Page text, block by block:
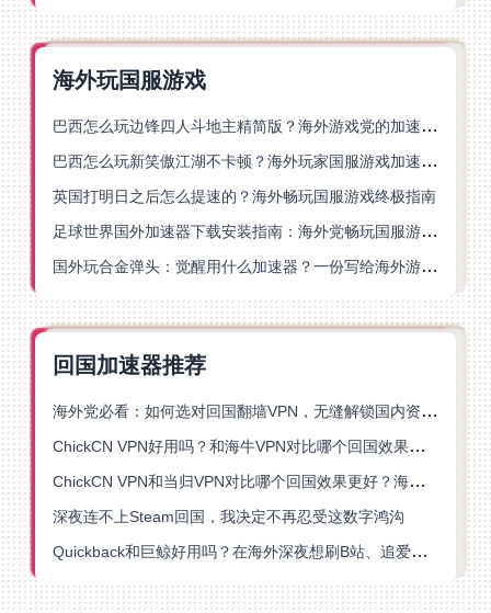
海外玩国服游戏
巴西怎么玩边锋四人斗地主精简版？海外游戏党的加速器终极选择
巴西怎么玩新笑傲江湖不卡顿？海外玩家国服游戏加速终极指南（附猫和老鼠一梦江湖实测）
英国打明日之后怎么提速的？海外畅玩国服游戏终极指南
足球世界国外加速器下载安装指南：海外党畅玩国服游戏的终极解决方案
国外玩合金弹头：觉醒用什么加速器？一份写给海外游子的畅玩指南
回国加速器推荐
海外党必看：如何选对回国翻墙VPN，无缝解锁国内资源？
ChickCN VPN好用吗？和海牛VPN对比哪个回国效果更好？
ChickCN VPN和当归VPN对比哪个回国效果更好？海外党亲测后选了它
深夜连不上Steam回国，我决定不再忍受这数字鸿沟
Quickback和巨鲸好用吗？在海外深夜想刷B站、追爱奇艺的你，或许正需要这份答案